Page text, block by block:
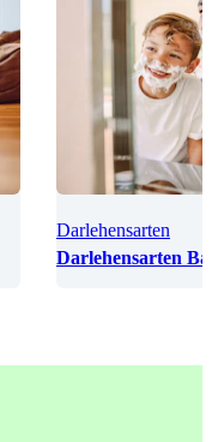
Darlehensarten
Darlehensarten